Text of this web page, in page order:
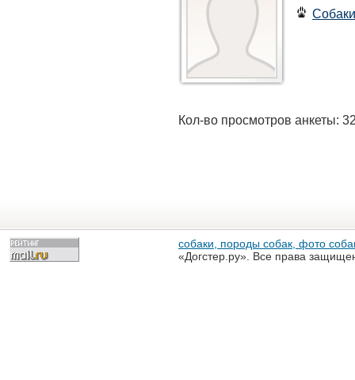
Собаки
Кол-во просмотров анкеты:
собаки, породы собак, фото
«Догстер.ру». Все права